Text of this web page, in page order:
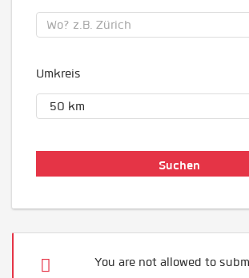
Umkreis
You are not allowed to